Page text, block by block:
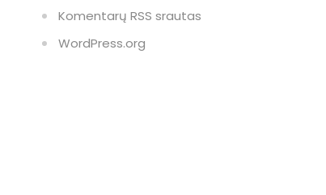
Komentarų RSS srautas
WordPress.org